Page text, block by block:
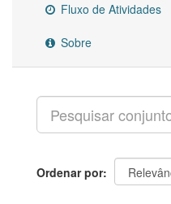
Fluxo de Atividades
Sobre
Ordenar por